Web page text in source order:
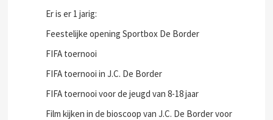
Er is er 1 jarig:
Feestelijke opening Sportbox De Border
FIFA toernooi
FIFA toernooi in J.C. De Border
FIFA toernooi voor de jeugd van 8-18 jaar
Film kijken in de bioscoop van J.C. De Border voor